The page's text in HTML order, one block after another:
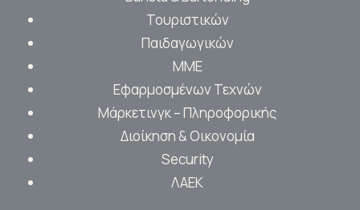
Τουριστικών
Παιδαγωγικών
ΜΜΕ
Εφαρμοσμένων Τεχνών
Μάρκετινγκ – Πληροφορικής
Διοίκηση & Οικονομία
Security
ΛΑΕΚ